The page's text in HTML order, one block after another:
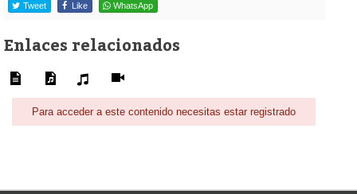
Tweet Like WhatsApp
Enlaces relacionados
Para acceder a este contenido necesitas estar registrado